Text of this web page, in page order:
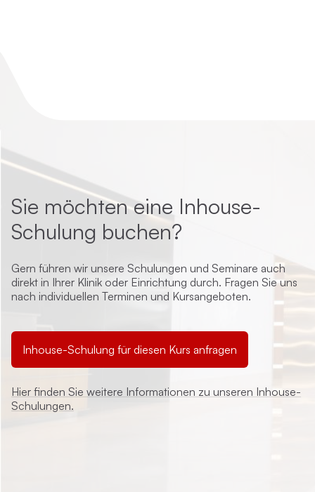
Sie möchten eine Inhouse-
Schulung buchen?
Gern führen wir unsere Schulungen und Seminare auch
direkt in Ihrer Klinik oder Einrichtung durch. Fragen Sie uns
nach individuellen Terminen und Kursangeboten.
Inhouse-Schulung für diesen Kurs anfragen
Hier finden Sie weitere Informationen zu unseren Inhouse-
Schulungen.